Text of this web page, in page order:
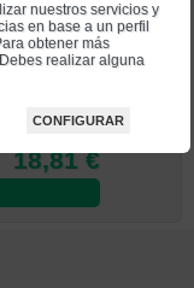
100 ML
18,81 €
nuestros servicios y
en base a un perfil
obtener más
realizar alguna